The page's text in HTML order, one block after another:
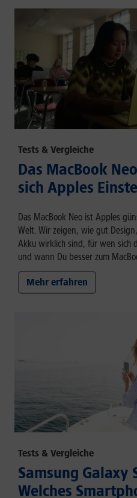
Tests & Vergleiche
Das MacBook
sich Apples
Das MacBook Neo ist Apples
Welt. Wir zeigen, wie gut
Akku wirklich sind, für wen sich
und wann Du besser zum
Mehr erfahren
Tests & Vergleiche
Samsung Galaxy
Welches